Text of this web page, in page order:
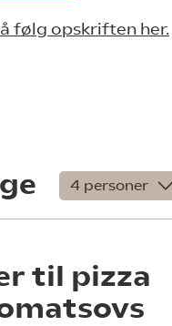
følg opskriften her.
til pizza